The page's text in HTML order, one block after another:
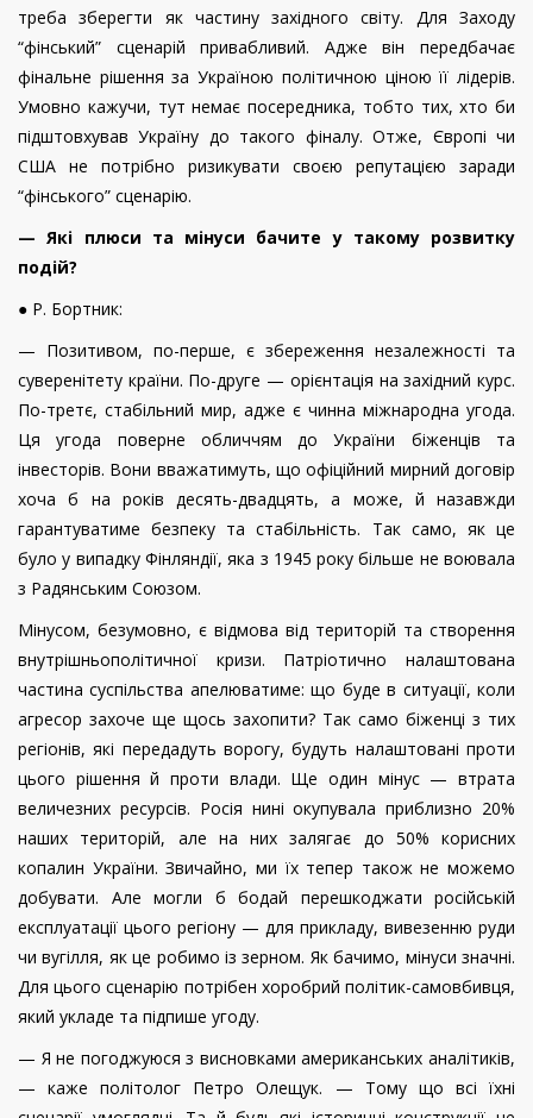
треба зберегти як частину західного світу. Для Заходу
“фінський” сценарій привабливий. Адже він передбачає
фінальне рішення за Україною політичною ціною її лідерів.
Умовно кажучи, тут немає посередника, тобто тих, хто би
підштовхував Україну до такого фіналу. Отже, Європі чи
США не потрібно ризикувати своєю репутацією заради
“фінського” сценарію.
— Які плюси та мінуси бачите у такому розвитку
подій?
● Р. Бортник:
— Позитивом, по-перше, є збереження незалежності та
суверенітету країни. По-друге — орієнтація на західний курс.
По-третє, стабільний мир, адже є чинна міжнародна угода.
Ця угода поверне обличчям до України біженців та
інвесторів. Вони вважатимуть, що офіційний мирний договір
хоча б на років десять-двадцять, а може, й назавжди
гарантуватиме безпеку та стабільність. Так само, як це
було у випадку Фінляндії, яка з 1945 року більше не воювала
з Радянським Союзом.
Мінусом, безумовно, є відмова від територій та створення
внутрішньополітичної кризи. Патріотично налаштована
частина суспільства апелюватиме: що буде в ситуа­ції, коли
агресор захоче ще щось захопити? Так само біженці з тих
регіонів, які передадуть ворогу, будуть налаштовані проти
цього рішення й проти влади. Ще один мінус — втрата
величезних ресурсів. Росія нині окупувала приблизно 20%
наших територій, але на них залягає до 50% корисних
копалин України. Звичайно, ми їх тепер також не можемо
добувати. Але могли б бодай перешкоджати російській
експлуатації цього регіону — для прикладу, вивезенню руди
чи вугілля, як це робимо із зерном. Як бачимо, мінуси значні.
Для цього сценарію потрібен хоробрий політик-самовбивця,
який укладе та підпише угоду.
— Я не погоджуюся з висновками американських аналітиків,
— каже політолог Петро Олещук. — Тому що всі їхні